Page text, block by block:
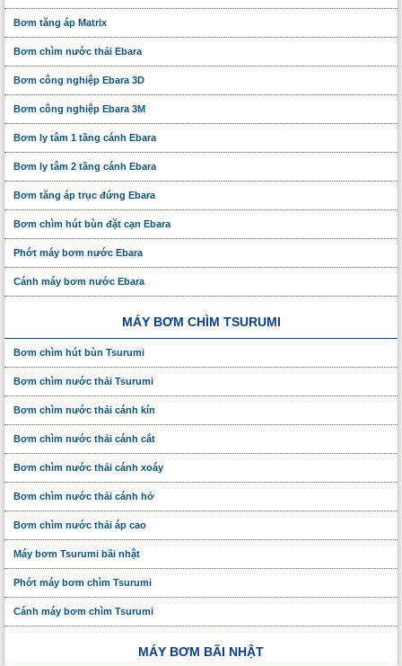
Bơm tăng áp Matrix
Bơm chìm nước thải Ebara
Bơm công nghiệp Ebara 3D
Bơm công nghiệp Ebara 3M
Bơm ly tâm 1 tầng cánh Ebara
Bơm ly tâm 2 tầng cánh Ebara
Bơm tăng áp trục đứng Ebara
Bơm chìm hút bùn đặt cạn Ebara
Phớt máy bơm nước Ebara
Cánh máy bơm nước Ebara
MÁY BƠM CHÌM TSURUMI
Bơm chìm hút bùn Tsurumi
Bơm chìm nước thải Tsurumi
Bơm chìm nước thải cánh kín
Bơm chìm nước thải cánh cắt
Bơm chìm nước thải cánh xoáy
Bơm chìm nước thải cánh hở
Bơm chìm nước thải áp cao
Máy bơm Tsurumi bãi nhật
Phớt máy bơm chìm Tsurumi
Cánh máy bơm chìm Tsurumi
MÁY BƠM BÃI NHẬT